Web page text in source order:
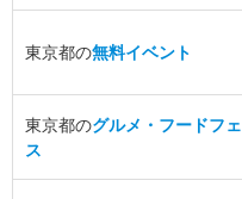
東京都の無料イベント
東京都のグルメ・フードフェ
ス